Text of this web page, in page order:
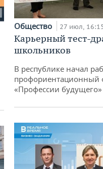
Общество 27 июл,
Карьерный тест-
школьников
В республике начал
профориентационный
«Профессии будущего»